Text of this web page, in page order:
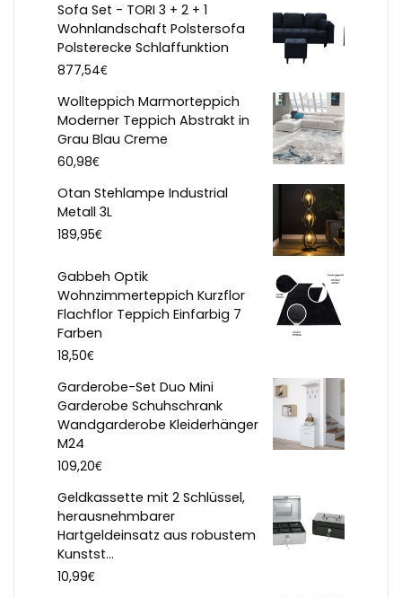
Sofa Set - TORI 3 + 2 + 1
Wohnlandschaft Polstersofa
Polsterecke Schlaffunktion
877,54€
Wollteppich Marmorteppich
Moderner Teppich Abstrakt in
Grau Blau Creme
60,98€
Otan Stehlampe Industrial
Metall 3L
189,95€
Gabbeh Optik
Wohnzimmerteppich Kurzflor
Flachflor Teppich Einfarbig 7
Farben
18,50€
Garderobe-Set Duo Mini
Garderobe Schuhschrank
Wandgarderobe Kleiderhänger
M24
109,20€
Geldkassette mit 2 Schlüssel,
herausnehmbarer
Hartgeldeinsatz aus robustem
Kunstst...
10,99€